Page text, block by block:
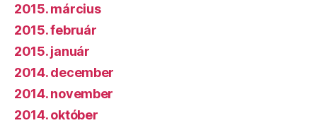
2015. március
2015. február
2015. január
2014. december
2014. november
2014. október